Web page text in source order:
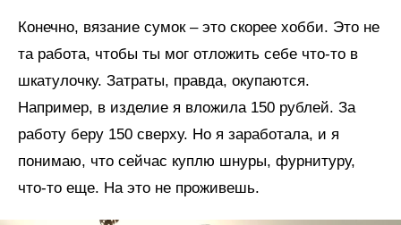
Конечно, вязание сумок – это скорее хобби. Это не
та работа, чтобы ты мог отложить себе что-то в
шкатулочку. Затраты, правда, окупаются.
Например, в изделие я вложила 150 рублей. За
работу беру 150 сверху. Но я заработала, и я
понимаю, что сейчас куплю шнуры, фурнитуру,
что-то еще. На это не проживешь.